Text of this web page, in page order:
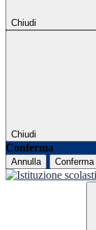
Chiudi
Chiudi
Conferma
Annulla Conferma